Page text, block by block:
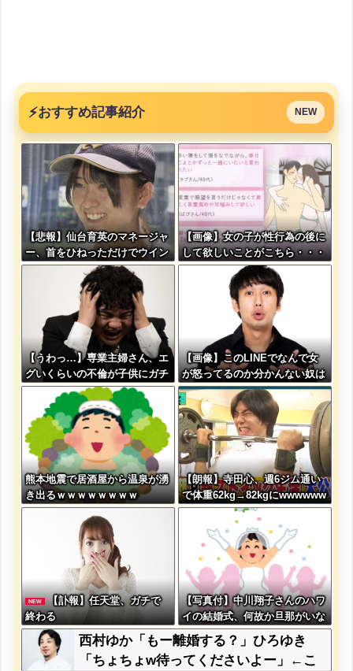
⚡おすすめ記事紹介 NEW
【悲報】仙台育英のマネージャ
ー、首をひねっただけでウイン
クしたことにされてしまうｗｗ
【画像】女の子が性行為の後に
して欲しいことがこちら・・・
【うわっ…】専業主婦さん、エ
グいくらいの不倫が子供にガチ
バレした結果…
【画像】このLINEでなんで女
が怒ってるのか分かんない奴は
モテない奴確定らしい←お前ら
は勿論わかるよ
な？？？？？？？
熊本地震で居酒屋から温泉が湧
き出るｗｗｗｗｗｗｗｗ
【朗報】寺田心、週6ジム通い
で体重62kg→82kgにwwwwww
ww
NEW
【訃報】任天堂、ガチで
終わる
【写真付】中川翔子さんのハワ
イの結婚式、何故か旦那がいな
い
西村ゆか「もー離婚する？」ひろゆき
「ちょちょw待ってくださいよー」←こ